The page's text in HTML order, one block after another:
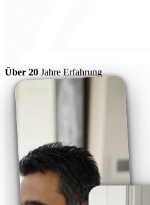
Über 20 Jahre Erfahrung